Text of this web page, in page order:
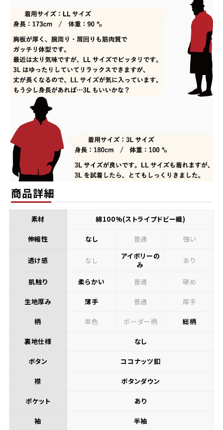
商品詳細
素材 綿100%(ストライプドビー織)
伸縮性 なし 普通 強い
透け感 なし
アイボリーの
み
あり
肌触り 柔らかい 普通 硬め
生地厚み 薄手 普通 厚手
柄 単色 ボーダー柄 総柄
裏地仕様 なし
ボタン ココナッツ釦
襟 ボタンダウン
ポケット あり
袖 半袖